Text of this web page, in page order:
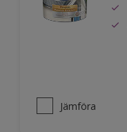
Jämföra